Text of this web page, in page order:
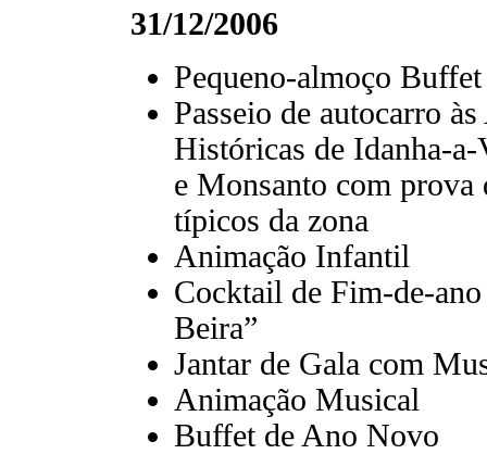
31/12/2006
Pequeno-almoço Buffet
Passeio de autocarro
Históricas de Idanha-a-
e Monsanto com prova
típicos da zona
Animação Infantil
Cocktail de Fim-de-
Beira”
Jantar de Gala com
Animação Musical
Buffet de Ano Novo